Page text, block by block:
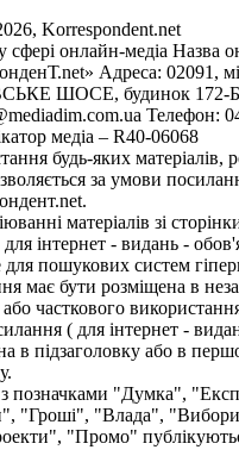
Korrespondent.net
сфері онлайн-медіа Назва
Адреса: 02091,
ШОСЕ, будинок 172-Б,
Телефон:
медіа – R40-06068
будь-яких матеріалів,
за умови
матеріалів зі
для інтернет - видань -
для пошукових систем
має бути розміщена в
часткового
( для інтернет -
в підзаголовку або в
позначками "Думка",
"Гроші", "Влада",
"Промо"